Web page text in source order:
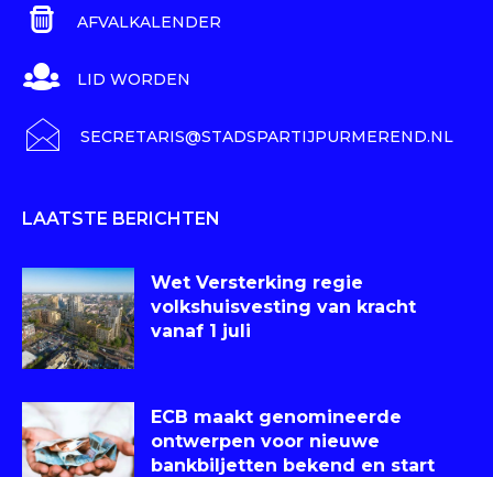
AFVALKALENDER
LID WORDEN
SECRETARIS@STADSPARTIJPURMEREND.NL
LAATSTE BERICHTEN
Wet Versterking regie
volkshuisvesting van kracht
vanaf 1 juli
ECB maakt genomineerde
ontwerpen voor nieuwe
bankbiljetten bekend en start